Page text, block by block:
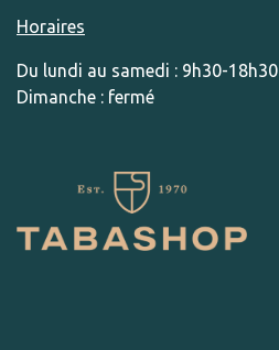
Horaires
Du lundi au samedi : 9h30-18h30
Dimanche : fermé